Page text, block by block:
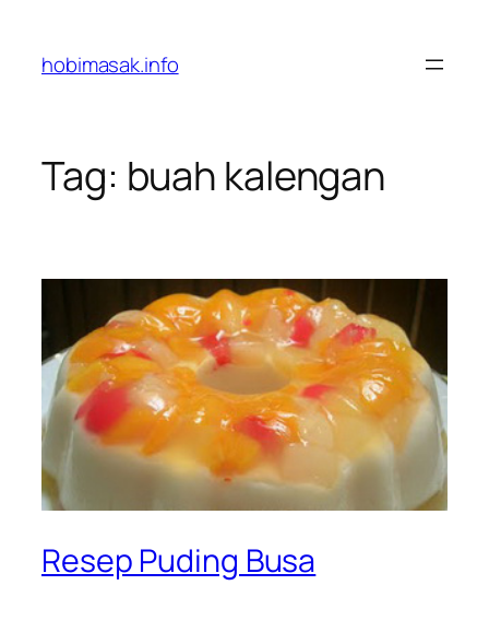
content
hobimasak.info
Tag: buah kalengan
Resep Puding Busa